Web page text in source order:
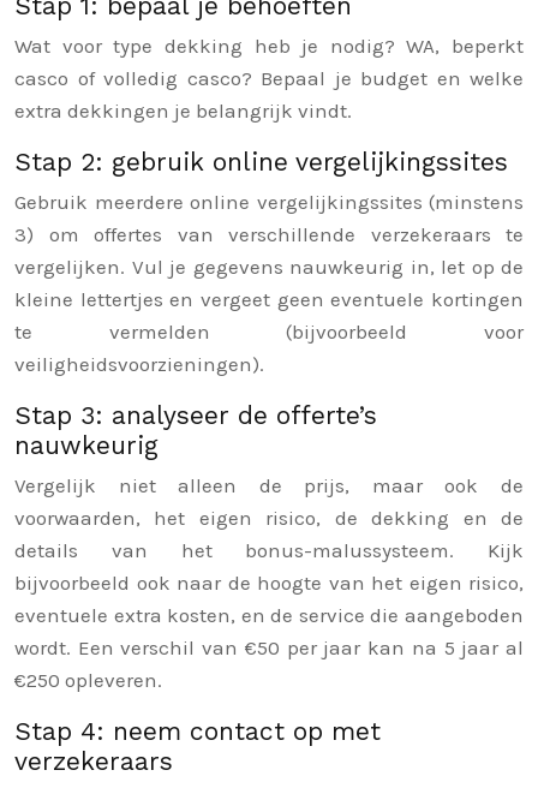
Wat voor type dekking heb je nodig? WA, beperkt
casco of volledig casco? Bepaal je budget en welke
extra dekkingen je belangrijk vindt.
Stap 2: gebruik online vergelijkingssites
Gebruik meerdere online vergelijkingssites (minstens
3) om offertes van verschillende verzekeraars te
vergelijken. Vul je gegevens nauwkeurig in, let op de
kleine lettertjes en vergeet geen eventuele kortingen
te vermelden (bijvoorbeeld voor
veiligheidsvoorzieningen).
Stap 3: analyseer de offerte’s
nauwkeurig
Vergelijk niet alleen de prijs, maar ook de
voorwaarden, het eigen risico, de dekking en de
details van het bonus-malussysteem. Kijk
bijvoorbeeld ook naar de hoogte van het eigen risico,
eventuele extra kosten, en de service die aangeboden
wordt. Een verschil van €50 per jaar kan na 5 jaar al
€250 opleveren.
Stap 4: neem contact op met
verzekeraars